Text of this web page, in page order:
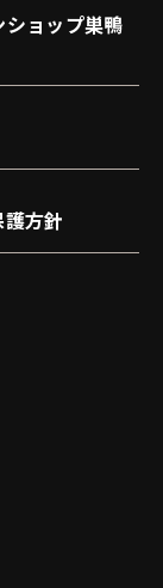
ョップ巣鴨
方針